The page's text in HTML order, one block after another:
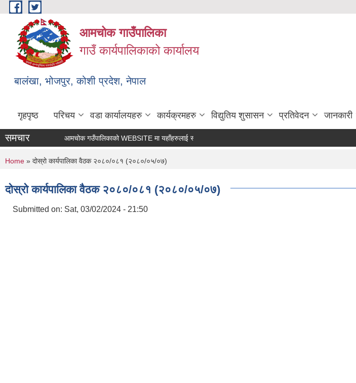
Skip to main content
आमचोक गाउँपालिका
गाउँ कार्यपालिकाको कार्यालय
बालंखा, भोजपुर, कोशी प्रदेश, नेपाल
गृहपृष्ठ परिचय वडा कार्यालयहरु कार्यक्रमहरु विद्युतिय शुसासन प्रतिवेदन जानकारी
आमचोक गउँपालिकाको WEBSITE मा यहाँहरुलाई स्वागत छ ।
समचार
You are here
Home » दोस्रो कार्यपालिका वैठक २०८०/०८१ (२०८०/०५/०७)
दोस्रो कार्यपालिका वैठक २०८०/०८१ (२०८०/०५/०७)
Submitted on: Sat, 03/02/2024 - 21:50